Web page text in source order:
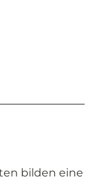
bilden eine